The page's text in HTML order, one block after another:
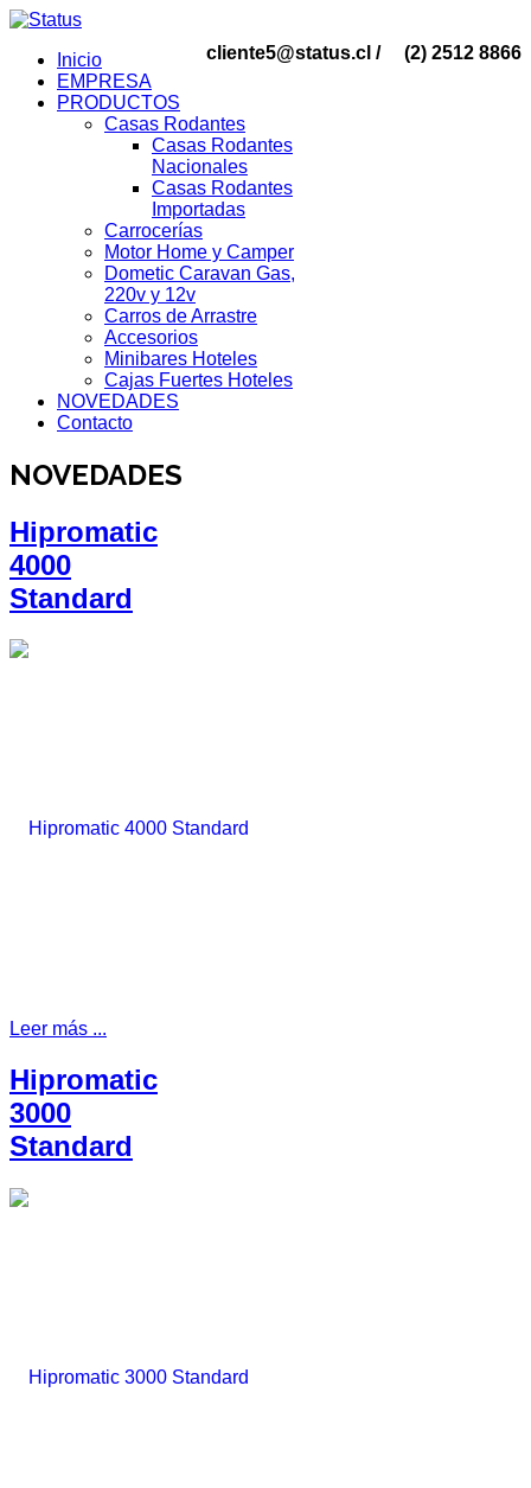
cliente5@status.cl / (2) 2512 8866
Inicio
EMPRESA
PRODUCTOS
Casas Rodantes
Casas Rodantes
Nacionales
Casas Rodantes
Importadas
Carrocerías
Motor Home y Camper
Dometic Caravan Gas,
220v y 12v
Carros de Arrastre
Accesorios
Minibares Hoteles
Cajas Fuertes Hoteles
NOVEDADES
Contacto
NOVEDADES
Hipromatic
4000
Standard
Leer más ...
Hipromatic
3000
Standard